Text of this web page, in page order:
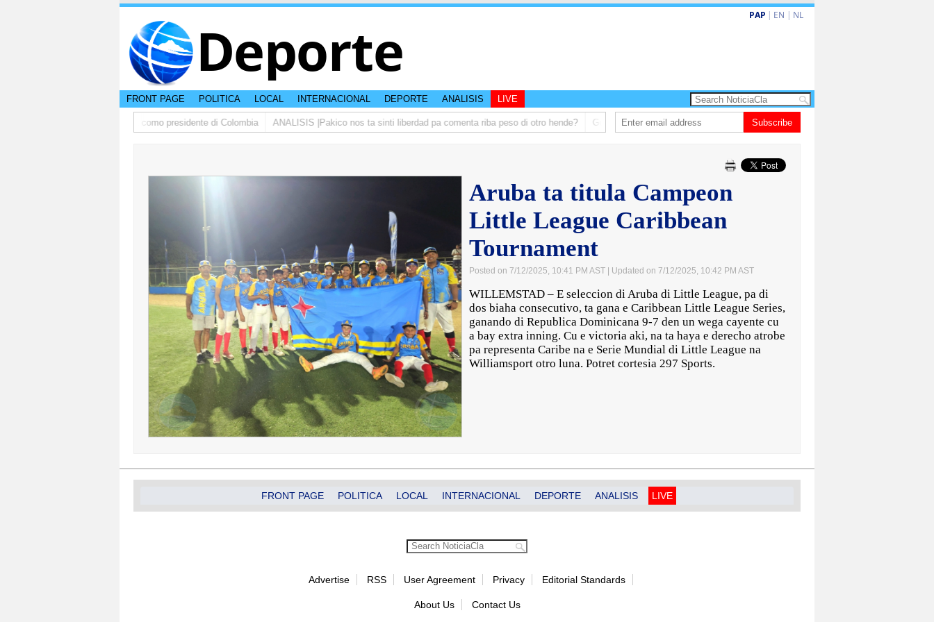
Deporte PAP | EN | NL
FRONT PAGE POLITICA LOCAL INTERNACIONAL DEPORTE ANALISIS LIVE
de la Espriella a huramenta como presidente di Colombia ANALISIS |Pakico nos ta sinti liberdad pa comenta riba peso di otro hende? Gobierno ta amplia ayudo financiero pa famianan cu menos recurso
Subscribe
Aruba ta titula Campeon
Little League Caribbean
Tournament
Posted on 7/12/2025, 10:41 PM AST | Updated on 7/12/2025, 10:42 PM AST
WILLEMSTAD – E seleccion di Aruba di Little League, pa di
dos biaha consecutivo, ta gana e Caribbean Little League Series,
ganando di Republica Dominicana 9-7 den un wega cayente cu
a bay extra inning. Cu e victoria aki, na ta haya e derecho atrobe
pa representa Caribe na e Serie Mundial di Little League na
Williamsport otro luna. Potret cortesia 297 Sports.
FRONT PAGE POLITICA LOCAL INTERNACIONAL DEPORTE ANALISIS LIVE
Advertise RSS User Agreement Privacy Editorial Standards
About Us Contact Us